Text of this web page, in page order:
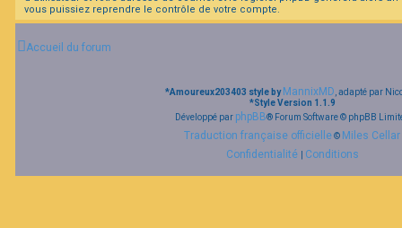
vous puissiez reprendre le contrôle de votre compte.
Accueil du forum
*Amoureux203403 style by MannixMD , adapté par
*Style Version 1.1.9
Développé par phpBB® Forum Software © phpBB
Traduction française officielle© Miles Cellar
Confidentialité
Conditions